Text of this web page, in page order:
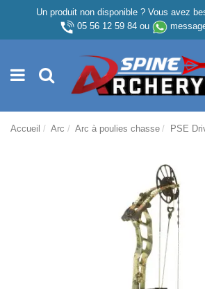
Un produit non disponible ? Vous avez
05 56 12 59 84ou
Accueil Arc Arc à poulies chasse PSE